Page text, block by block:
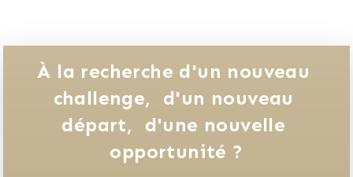
À la recherche d'un nouveau
challenge,
d'un nouveau
départ,
d'une nouvelle
opportunité ?